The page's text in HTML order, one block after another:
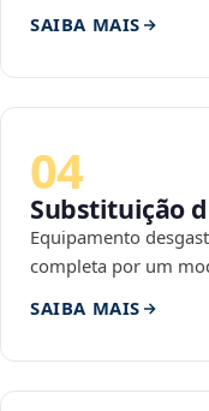
SAIBA MAIS
04
Substituição
Equipamento
completa por um
SAIBA MAIS